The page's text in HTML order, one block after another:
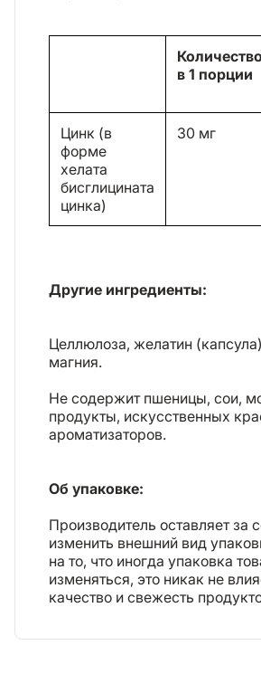
Количество
в 1 порции
Цинк (в
форме
хелата
бисглицината
цинка)
30 мг
Другие ингредиенты:
Целлюлоза, желатин
магния.
Не содержит пшеницы, сои,
продукты, искусственных
ароматизаторов.
Об упаковке:
Производитель оставляет за
изменить внешний вид
на то, что иногда упаковка
изменяться, это никак не
качество и свежесть